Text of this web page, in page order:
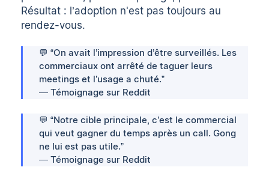
Résultat : l’adoption n'est pas toujours au
rendez-vous.
💬 “On avait l’impression d’être surveillés. Les
commerciaux ont arrêté de taguer leurs
meetings et l’usage a chuté.”
— Témoignage sur Reddit
💬 “Notre cible principale, c’est le commercial
qui veut gagner du temps après un call. Gong
ne lui est pas utile.”
— Témoignage sur Reddit